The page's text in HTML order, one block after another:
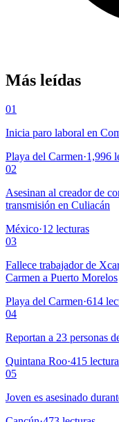
Más leídas
01
Inicia paro laboral en
Playa del Carmen·1,996
02
Asesinan al creador de
transmisión en Culiacán
México·12 lecturas
03
Fallece trabajador de
Carmen a Puerto Morelos
Playa del Carmen·614
04
Reportan a 23 personas
Quintana Roo·415
05
Joven es asesinado